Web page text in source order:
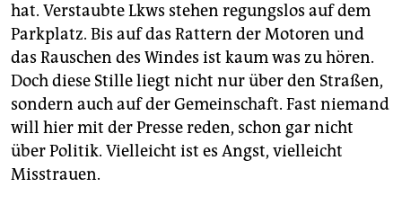
hat. Verstaubte Lkws stehen regungslos auf dem
Parkplatz. Bis auf das Rattern der Motoren und
das Rauschen des Windes ist kaum was zu hören.
Doch diese Stille liegt nicht nur über den Straßen,
sondern auch auf der Gemeinschaft. Fast niemand
will hier mit der Presse reden, schon gar nicht
über Politik. Vielleicht ist es Angst, vielleicht
Misstrauen.